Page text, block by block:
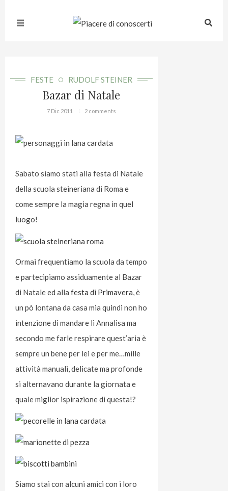
FESTE RUDOLF STEINER
Bazar di Natale
7 Dic 2011 2 comments
Sabato siamo stati alla festa di Natale
della scuola steineriana di Roma e
come sempre la magia regna in quel
luogo!
Ormai frequentiamo la scuola da tempo
e partecipiamo assiduamente al Bazar
di Natale ed alla festa di Primavera, è
un pò lontana da casa mia quindi non ho
intenzione di mandare lì Annalisa ma
secondo me farle respirare quest’aria è
sempre un bene per lei e per me…mille
attività manuali, delicate ma profonde
si alternavano durante la giornata e
quale miglior ispirazione di questa!?
Siamo stai con alcuni amici con i loro